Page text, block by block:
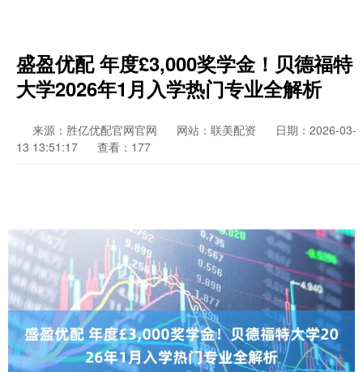
盛盈优配 年度£3,000奖学金！贝德福特
大学2026年1月入学热门专业全解析
来源：胜亿优配官网官网 网站：联美配资
日期：2026-03-
13 13:51:17
查看：177